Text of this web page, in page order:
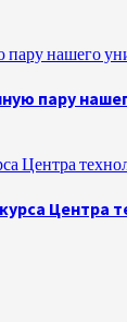
пару
пару
Центра
Центра